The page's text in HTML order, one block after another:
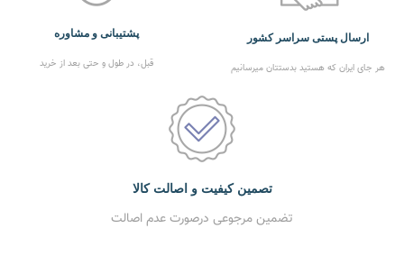
ارسال پستی سراسر کشور
هر جای ایران که هستید بدستتان میرسانیم
پشتیبانی و مشاوره
قبل، در طول و حتی بعد از خرید
تصمین کیفیت و اصالت کالا
تضمین مرجوعی درصورت عدم اصالت